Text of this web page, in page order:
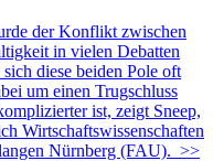
der Konflikt zwischen
in vielen Debatten
diese beiden Pole oft
um einen Trugschluss
ist, zeigt Sneep,
Wirtschaftswissenschaften
Nürnberg (FAU). >>